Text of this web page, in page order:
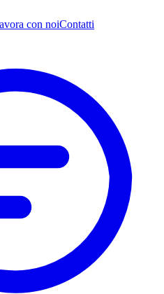
con noiContatti